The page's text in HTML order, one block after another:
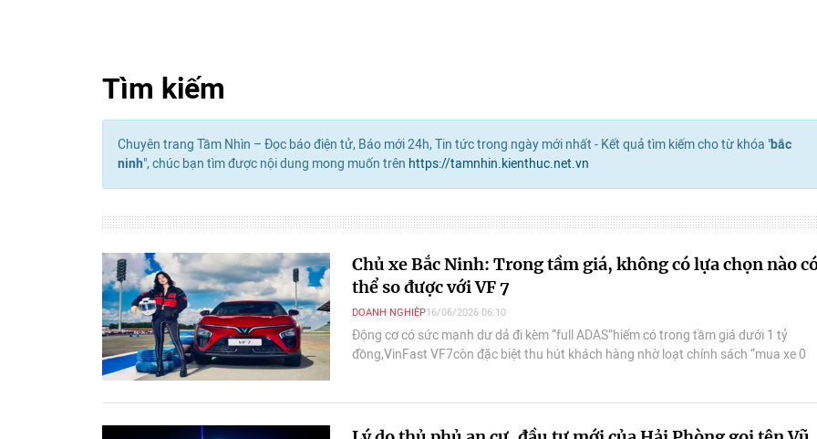
Tìm kiếm
Chuyên trang Tầm Nhìn – Đọc báo điện tử, Báo mới 24h, Tin tức trong ngày mới nhất - Kết quả tìm kiếm cho từ khóa "bắc
ninh", chúc bạn tìm được nội dung mong muốn trên https://tamnhin.kienthuc.net.vn
Chủ xe Bắc Ninh: Trong tầm giá, không có lựa chọn nào
thể so được với VF 7
DOANH NGHIỆP16/06/2026 06:10
Động cơ có sức mạnh dư dả đi kèm “full ADAS”hiếm có trong tầm giá dưới 1 tỷ
đồng,VinFast VF7còn đặc biệt thu hút khách hàng nhờ loạt chính sách “mua xe 0